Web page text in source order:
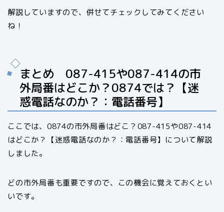
解説していますので、併せてチェックしてみてください
ね！
まとめ 087-415や087-414の市
外局番はどこか？0874では？【迷
惑電話なのか？：電話番号】
ここでは、0874の市外局番はどこ？087-415や087-414
はどこか？【迷惑電話なのか？：電話番号】について解説
しました。
どの市外局番も重要ですので、この機会に覚えておくとい
いです。